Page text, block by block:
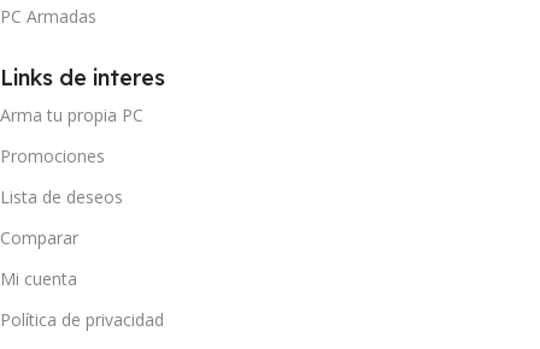
PC Armadas
Links de interes
Arma tu propia PC
Promociones
Lista de deseos
Comparar
Mi cuenta
Política de privacidad